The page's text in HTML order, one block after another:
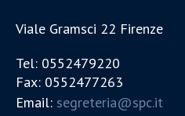
Viale Gramsci 22 Firenze
Tel: 0552479220
Fax: 0552477263
Email: segreteria@spc.it